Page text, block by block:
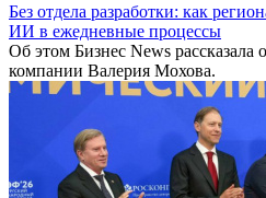
Без отдела разработки: как
ИИ в ежедневные процессы
Об этом Бизнес News рассказала
компании Валерия Мохова.